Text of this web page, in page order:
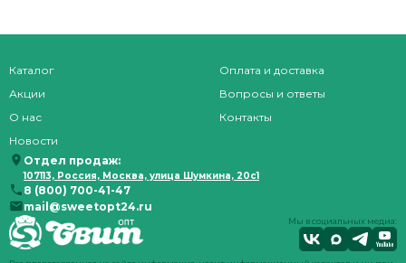
Каталог
Акции
О нас
Новости
Оплата и доставка
Вопросы и ответы
Контакты
Отдел продаж:
107113, Россия, Москва, улица Шумкина, 20с1
8 (800) 700-41-47
mail@sweetopt24.ru
Мы в социальных медиа: